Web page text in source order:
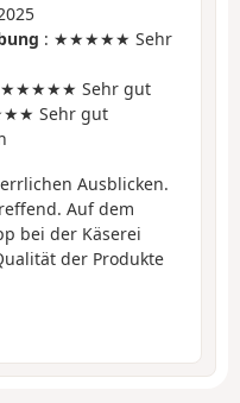
: ★★★★★ Sehr
★★★★★ Sehr gut
Sehr gut
Ausblicken.
Auf dem
bei der Käserei
der Produkte